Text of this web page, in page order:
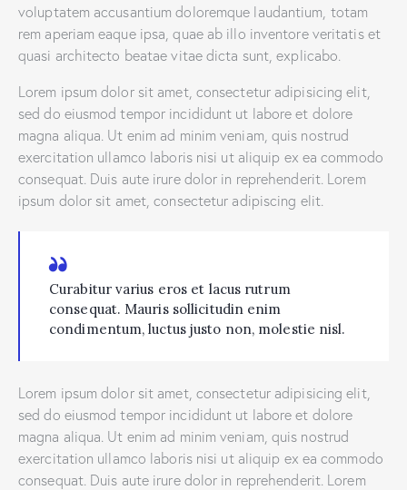
voluptatem accusantium doloremque laudantium, totam
rem aperiam eaque ipsa, quae ab illo inventore veritatis et
quasi architecto beatae vitae dicta sunt, explicabo.
Lorem ipsum dolor sit amet, consectetur adipisicing elit,
sed do eiusmod tempor incididunt ut labore et dolore
magna aliqua. Ut enim ad minim veniam, quis nostrud
exercitation ullamco laboris nisi ut aliquip ex ea commodo
consequat. Duis aute irure dolor in reprehenderit. Lorem
ipsum dolor sit amet, consectetur adipiscing elit.
Curabitur varius eros et lacus rutrum
consequat. Mauris sollicitudin enim
condimentum, luctus justo non, molestie nisl.
Lorem ipsum dolor sit amet, consectetur adipisicing elit,
sed do eiusmod tempor incididunt ut labore et dolore
magna aliqua. Ut enim ad minim veniam, quis nostrud
exercitation ullamco laboris nisi ut aliquip ex ea commodo
consequat. Duis aute irure dolor in reprehenderit. Lorem